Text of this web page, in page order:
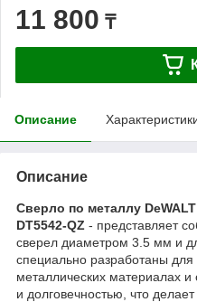
11 800 ₸
Описание
Описание
Сверло по металлу
DT5542-QZ - представляет
сверел диаметром 3.5 мм и
специально разработаны для
металлических материалах
и долговечностью, что